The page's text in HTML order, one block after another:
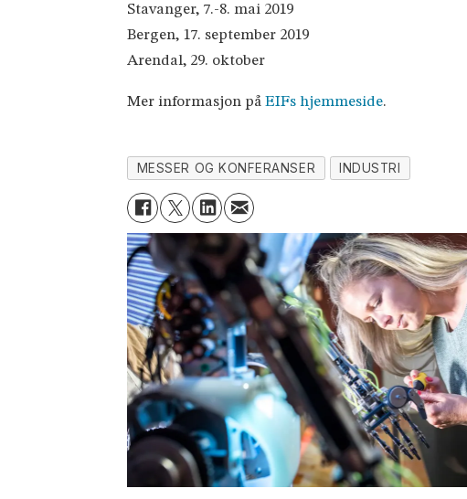
Stavanger, 7.-8. mai 2019
Bergen, 17. september 2019
Arendal, 29. oktober
Mer informasjon påEIFs hjemmeside.
MESSER OG KONFERANSER INDUSTRI